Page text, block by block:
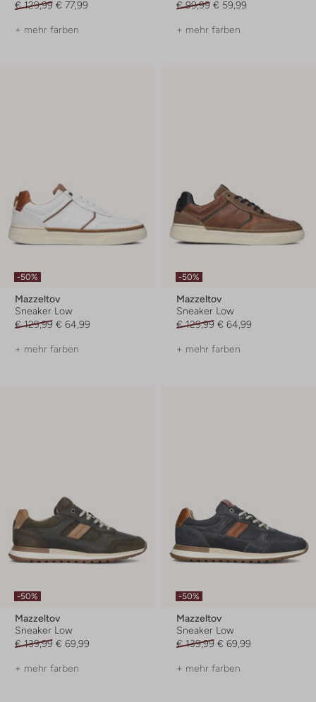
€ 129,99 € 77,99
+ mehr farben
€ 99,99 € 59,99
+ mehr farben
-50%
Mazzeltov
Sneaker Low
€ 129,99 € 64,99
+ mehr farben
-50%
Mazzeltov
Sneaker Low
€ 129,99 € 64,99
+ mehr farben
-50%
Mazzeltov
Sneaker Low
€ 139,99 € 69,99
+ mehr farben
-50%
Mazzeltov
Sneaker Low
€ 139,99 € 69,99
+ mehr farben